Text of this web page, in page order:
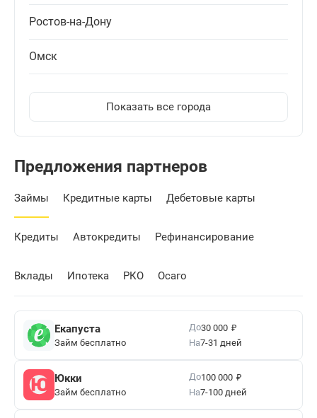
Ростов-на-Дону
Омск
Показать все города
Предложения партнеров
Займы Кредитные карты Дебетовые карты
Кредиты Автокредиты Рефинансирование
Вклады Ипотека РКО Осаго
Екапуста
Займ бесплатно
До30 000 ₽
На7-31 дней
Юкки
Займ бесплатно
До100 000 ₽
На7-100 дней